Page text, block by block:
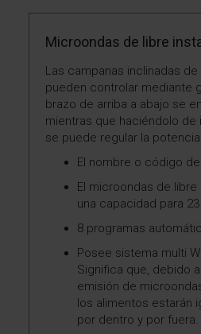
Microondas de libre
Las campanas inclinadas
pueden controlar mediante
brazo de arriba a abajo se
mientras que haciéndolo de
se puede regular la
El nombre o código
El microondas de
una capacidad para
8 programas
Posee sistema multi
Significa que, debido
emisión de
los alimentos estarán
por dentro y por fuera.